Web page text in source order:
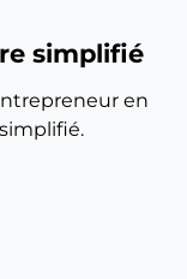
simplifié
en